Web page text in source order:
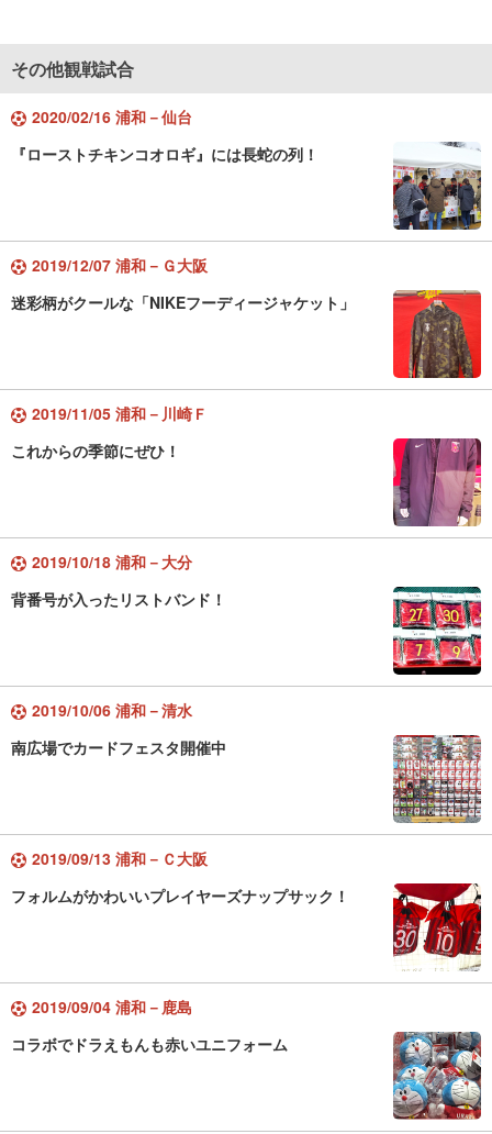
その他観戦試合
2020/02/16 浦和－仙台
『ローストチキンコオロギ』には長蛇の列！
2019/12/07 浦和－Ｇ大阪
迷彩柄がクールな「NIKEフーディージャケット」
2019/11/05 浦和－川崎Ｆ
これからの季節にぜひ！
2019/10/18 浦和－大分
背番号が入ったリストバンド！
2019/10/06 浦和－清水
南広場でカードフェスタ開催中
2019/09/13 浦和－Ｃ大阪
フォルムがかわいいプレイヤーズナップサック！
2019/09/04 浦和－鹿島
コラボでドラえもんも赤いユニフォーム